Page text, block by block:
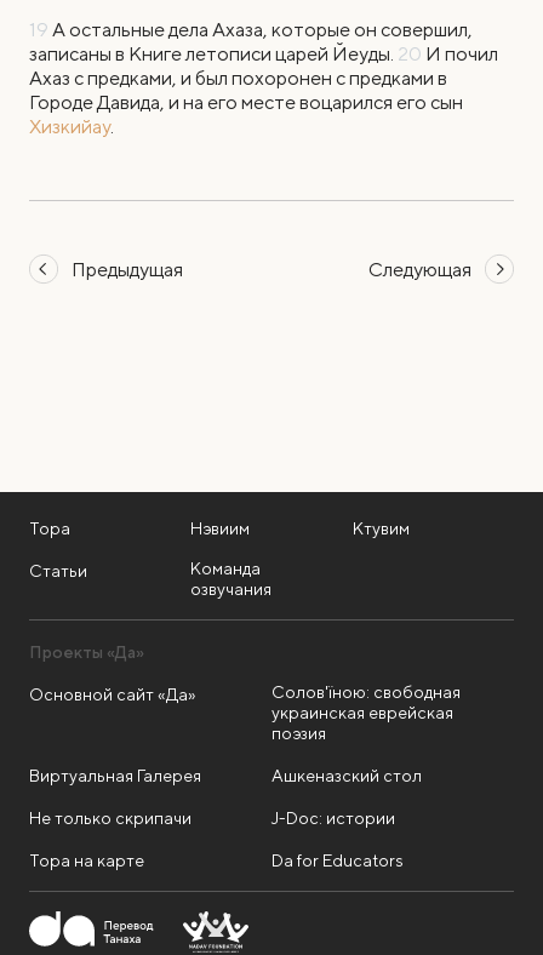
19 А остальные дела Ахаза, которые он совершил,
записаны в Книге летописи царей Йеуды. 20 И почил
Ахаз с предками, и был похоронен с предками в
Городе Давида, и на его месте воцарился его сын
Хизкийау.
Предыдущая Следующая
Тора Нэвиим Ктувим
Статьи
Команда
озвучания
Проекты «Да»
Основной сайт «Да»
Солов'їною: свободная
украинская еврейская
поэзия
Виртуальная Галерея Ашкеназский стол
Не только скрипачи J-Doc: истории
Тора на карте Da for Educators